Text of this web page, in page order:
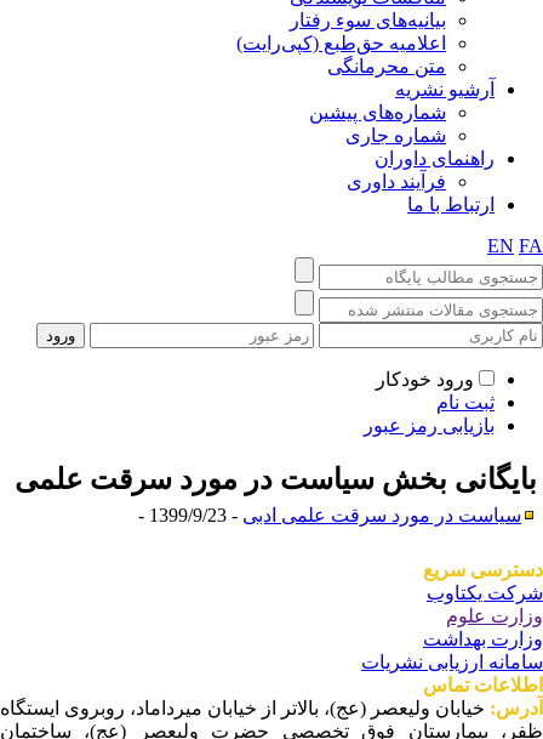
بیانیه‌های سوء رفتار
اعلامیه حق‌طبع (کپی‌رایت)
متن محرمانگی
آرشیو نشریه
شماره‌های پیشین
شماره جاری
راهنمای داوران
فرآیند داوری
ارتباط با ما
EN
ورود خودکار
ثبت نام
بازیابی رمز عبور
بخشسیاست در مورد سرقت علمی
سیاست در مورد سرقت علمی ادبی- 1399/9/23 -
سریع
یکتاوب
علوم
بهداشت
ارزیابی نشریات
تماس
خیابان ولیعصر (عج)، بالاتر از خیابان میرداماد، روبروی ایستگاه
بیمارستان فوق تخصصی حضرت ولیعصر (عج)، ساختمان